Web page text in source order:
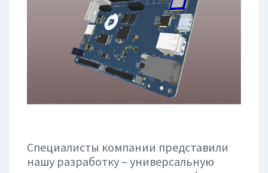
Специалисты компании представили
нашу разработку – универсальную